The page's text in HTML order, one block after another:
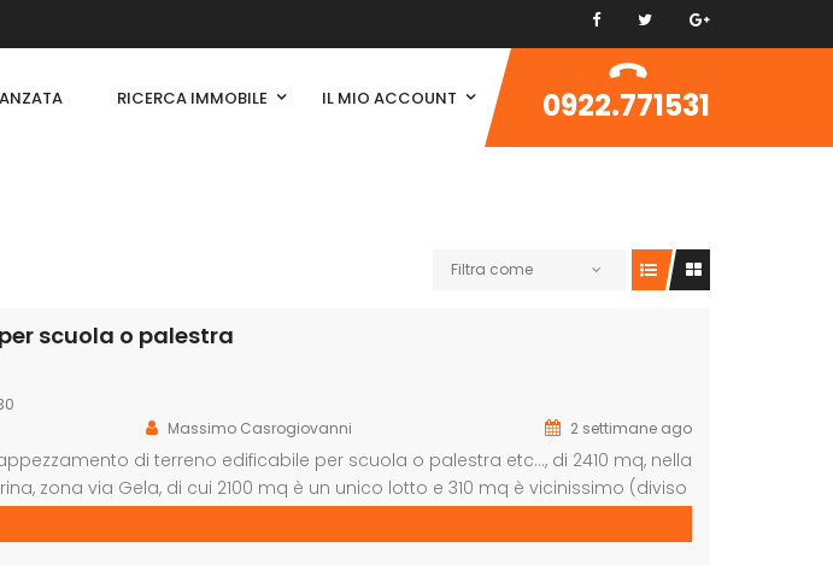
RICERCA IMMOBILE IL MIO ACCOUNT 0922.771531
Filtra come
scuola o palestra
Massimo Casrogiovanni 2 settimane ago
di terreno edificabile per scuola o palestra etc…, di 2410 mq, nella
zona via Gela, di cui 2100 mq è un unico lotto e 310 mq è vicinissimo (diviso
un bel posto panoramico con la vista del mare e del paesaggio, […]